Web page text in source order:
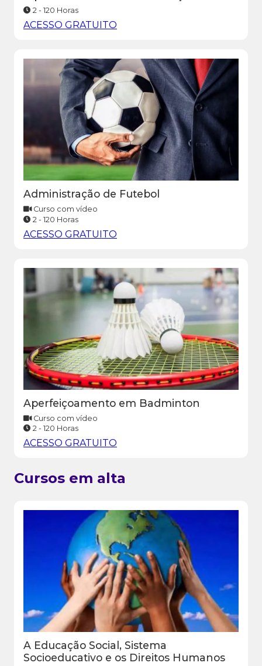
2 - 120 Horas
ACESSO GRATUITO
Administração de Futebol
Curso com vídeo
2 - 120 Horas
ACESSO GRATUITO
Aperfeiçoamento em Badminton
Curso com vídeo
2 - 120 Horas
ACESSO GRATUITO
Cursos em alta
A Educação Social, Sistema
Socioeducativo e os Direitos Humanos